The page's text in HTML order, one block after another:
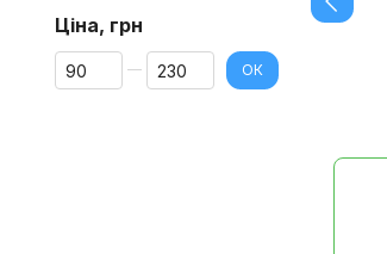
Ціна, грн
Від Ціна, грн
До Ціна, грн ОК